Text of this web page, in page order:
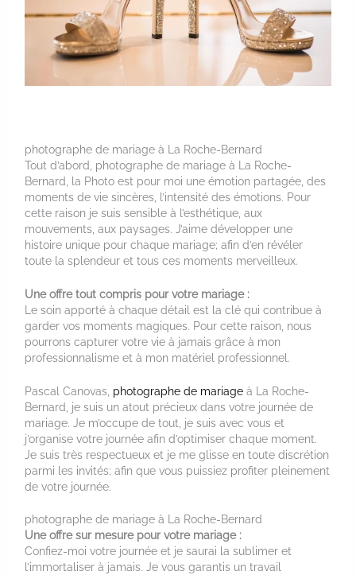
photographe de mariage à La Roche-Bernard
Tout d’abord, photographe de mariage à La Roche-
Bernard, la Photo est pour moi une émotion partagée, des
moments de vie sincères, l’intensité des émotions. Pour
cette raison je suis sensible à l’esthétique, aux
mouvements, aux paysages. J’aime développer une
histoire unique pour chaque mariage; afin d’en révéler
toute la splendeur et tous ces moments merveilleux.
Une offre tout compris pour votre mariage :
Le soin apporté à chaque détail est la clé qui contribue à
garder vos moments magiques. Pour cette raison, nous
pourrons capturer votre vie à jamais grâce à mon
professionnalisme et à mon matériel professionnel.
Pascal Canovas, photographe de mariage à La Roche-
Bernard, je suis un atout précieux dans votre journée de
mariage. Je m’occupe de tout, je suis avec vous et
j’organise votre journée afin d’optimiser chaque moment.
Je suis très respectueux et je me glisse en toute discrétion
parmi les invités; afin que vous puissiez profiter pleinement
de votre journée.
photographe de mariage à La Roche-Bernard
Une offre sur mesure pour votre mariage :
Confiez-moi votre journée et je saurai la sublimer et
l’immortaliser à jamais. Je vous garantis un travail